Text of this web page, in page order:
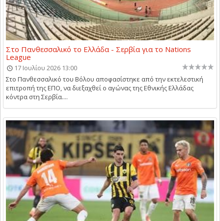
Στο Πανθεσσαλικό το Ελλάδα - Σερβία για το Nations
League
17 Ιουλίου 2026 13:00
Στο Πανθεσσαλικό του Βόλου αποφασίστηκε από την εκτελεστική
επιτροπή της ΕΠΟ, να διεξαχθεί ο αγώνας της Εθνικής Ελλάδας
κόντρα στη Σερβία....